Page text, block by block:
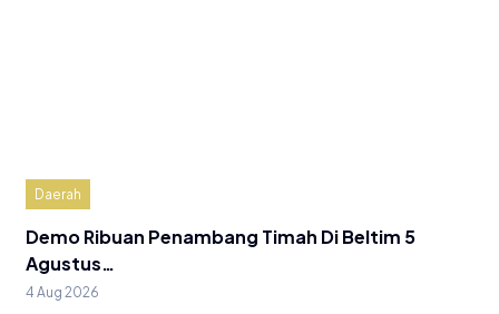
Daerah
Demo Ribuan Penambang Timah Di Beltim 5
Agustus…
4 Aug 2026